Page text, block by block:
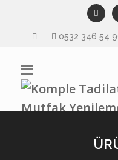
0532 346 54